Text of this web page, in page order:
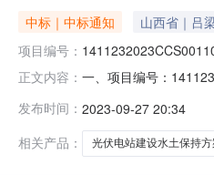
中标｜中标通知 山西省｜吕
项目编号：
正文内容： 一、项目编号：
服务类主要标的信息
内完成采
发布时间： 2023-09-27 20:34
相关产品：
光伏电站建设水土保持方